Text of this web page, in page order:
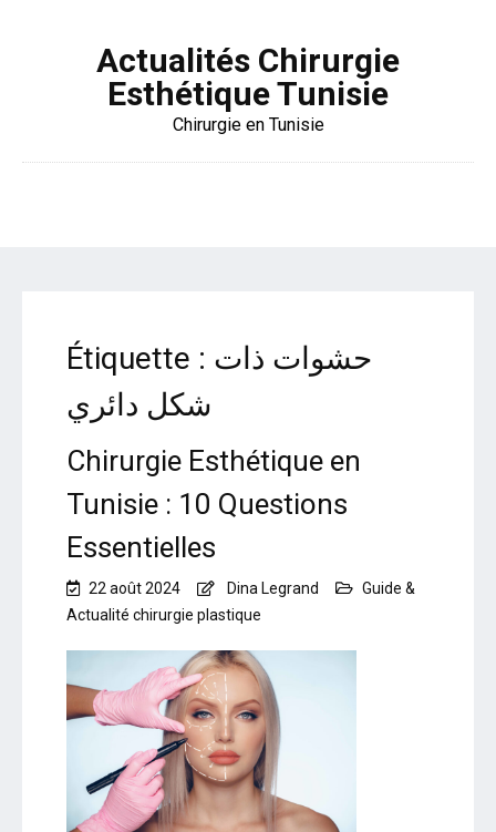
Actualités Chirurgie
Esthétique Tunisie
Chirurgie en Tunisie
Étiquette : حشوات ذات
شكل دائري
Chirurgie Esthétique en
Tunisie : 10 Questions
Essentielles
22 août 2024 Dina Legrand
Guide &
Actualité chirurgie plastique